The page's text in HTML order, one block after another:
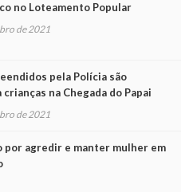
no Loteamento Popular
de 2021
pela Polícia são
na Chegada do Papai
de 2021
por agredir e manter mulher em